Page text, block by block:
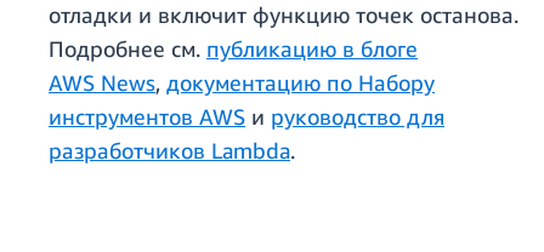
отладки и включит функцию точек останова.
Подробнее см. публикацию в блоге
AWS News, документацию по Набору
инструментов AWS и руководство для
разработчиков Lambda.